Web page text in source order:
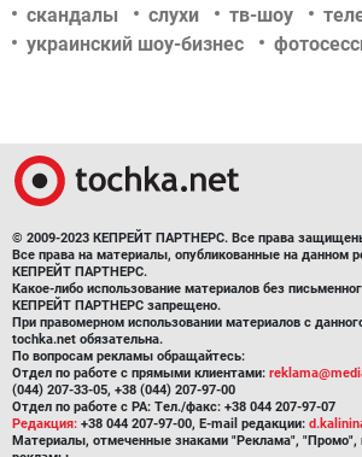
скандалы
слухи тв-шоу
украинский шоу-бизнес
© 2009-2023 КЕПРЕЙТ ПАРТНЕРС. Все права
Все права на материалы, опубликованные на данном
КЕПРЕЙТ ПАРТНЕРС.
Какое-либо использование материалов без
КЕПРЕЙТ ПАРТНЕРС запрещено.
При правомерном использовании материалов с
tochka.net обязательна.
По вопросам рекламы обращайтесь:
Отдел по работе с прямыми клиентами:
(044) 207-33-05, +38 (044) 207-97-00
Отдел по работе с РА: Тел./факс: +38 044 207-97-07
Редакция: +38 044 207-97-00, E-mail редакции:
Материалы, отмеченные знаками "Реклама", "Промо",